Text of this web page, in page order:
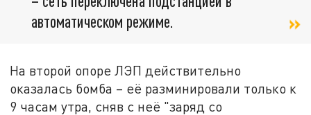
автоматическом режиме.
На второй опоре ЛЭП действительно
оказалась бомба – её разминировали только к
9 часам утра, сняв с неё "заряд со